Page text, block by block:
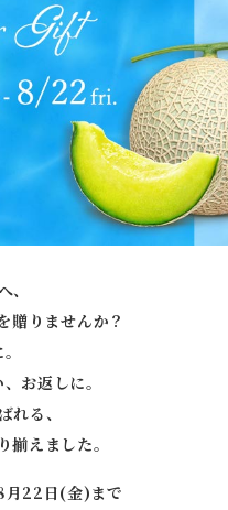
、
りませんか？
お返しに。
れる、
揃えました。
月22日(金)まで